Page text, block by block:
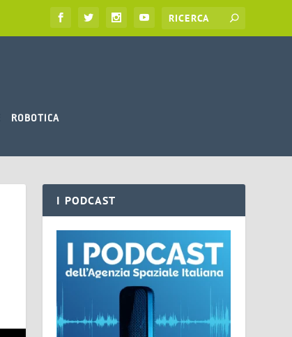
ROBOTICA
I PODCAST